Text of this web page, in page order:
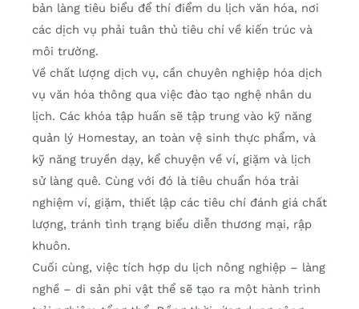
bản làng tiêu biểu để thí điểm du lịch văn hóa, nơi
các dịch vụ phải tuân thủ tiêu chí về kiến trúc và
môi trường.
Về chất lượng dịch vụ, cần chuyên nghiệp hóa dịch
vụ văn hóa thông qua việc đào tạo nghệ nhân du
lịch. Các khóa tập huấn sẽ tập trung vào kỹ năng
quản lý Homestay, an toàn vệ sinh thực phẩm, và
kỹ năng truyền dạy, kể chuyện về ví, giặm và lịch
sử làng quê. Cùng với đó là tiêu chuẩn hóa trải
nghiệm ví, giặm, thiết lập các tiêu chí đánh giá chất
lượng, tránh tình trạng biểu diễn thương mại, rập
khuôn.
Cuối cùng, việc tích hợp du lịch nông nghiệp – làng
nghề – di sản phi vật thể sẽ tạo ra một hành trình